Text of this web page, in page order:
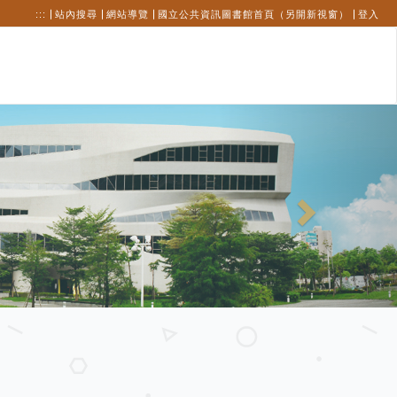
::: 站內搜尋 網站導覽 國立公共資訊圖書館首頁（另開新視窗） 登入